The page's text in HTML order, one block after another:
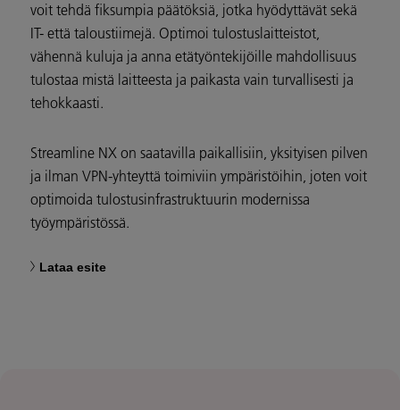
voit tehdä fiksumpia päätöksiä, jotka hyödyttävät sekä
IT- että taloustiimejä. Optimoi tulostuslaitteistot,
vähennä kuluja ja anna etätyöntekijöille mahdollisuus
tulostaa mistä laitteesta ja paikasta vain turvallisesti ja
tehokkaasti.
Streamline NX on saatavilla paikallisiin, yksityisen pilven
ja ilman VPN-yhteyttä toimiviin ympäristöihin, joten voit
optimoida tulostusinfrastruktuurin modernissa
työympäristössä.
Lataa esite